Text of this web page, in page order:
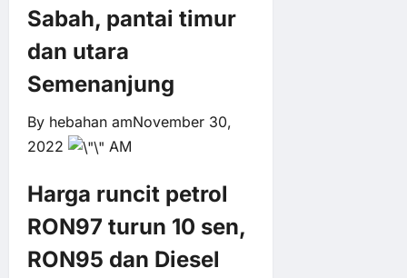
Sabah, pantai timur
dan utara
Semenanjung
By hebahan amNovember 30,
2022
AM
Harga runcit petrol
RON97 turun 10 sen,
RON95 dan Diesel